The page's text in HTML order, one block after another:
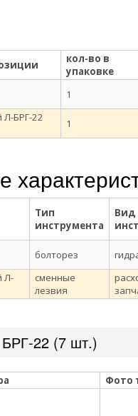
кол-во в
упаковке
1
Л-БРГ-22
1
Тип
инструмента
Вид
болторез
Л-
сменные
лезвия
22 (7 шт.)
Фото